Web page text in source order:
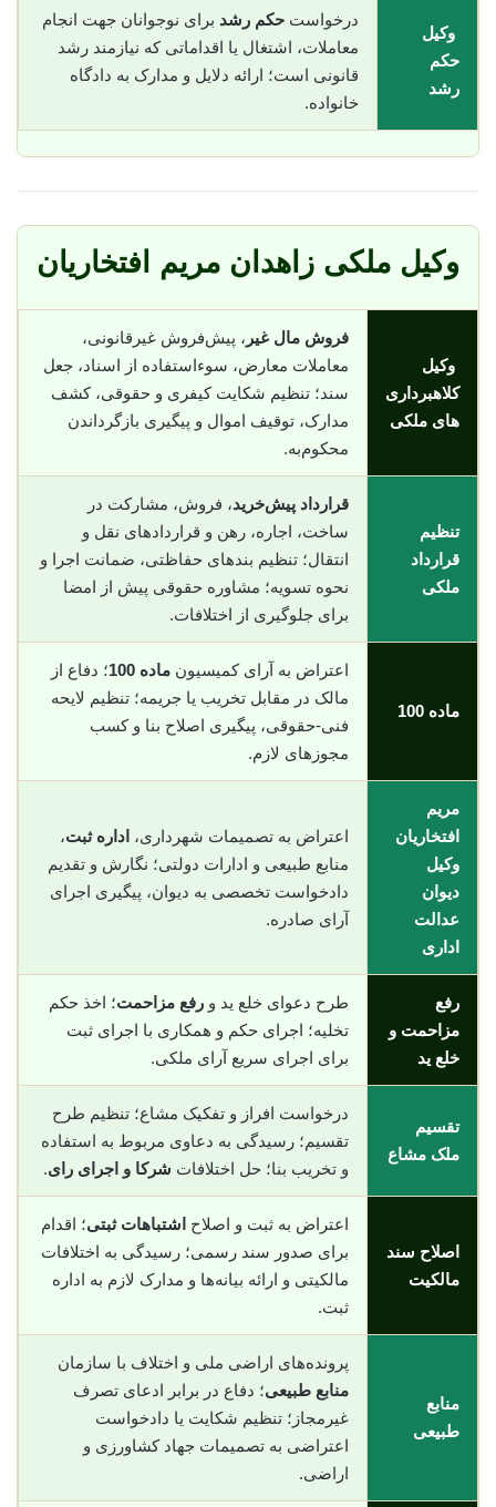
وکیل
حکم
رشد
درخواست حکم رشد برای نوجوانان جهت انجام
معاملات، اشتغال یا اقداماتی که نیازمند رشد
قانونی است؛ ارائه دلایل و مدارک به دادگاه
خانواده.
وکیل ملکی زاهدان مریم افتخاریان
وکیل
کلاهبرداری
های ملکی
فروش مال غیر ، پیش‌فروش غیرقانونی،
معاملات معارض، سوء‌استفاده از اسناد، جعل
سند؛ تنظیم شکایت کیفری و حقوقی، کشف
مدارک، توقیف اموال و پیگیری بازگرداندن
محکوم‌به.
تنظیم
قرارداد
ملکی
قرارداد پیش‌خرید، فروش، مشارکت در
ساخت، اجاره، رهن و قراردادهای نقل و
انتقال؛ تنظیم بندهای حفاظتی، ضمانت اجرا و
نحوه تسویه؛ مشاوره حقوقی پیش از امضا
برای جلوگیری از اختلافات.
ماده 100
اعتراض به آرای کمیسیون ماده 100
؛ دفاع از
مالک در مقابل تخریب یا جریمه؛ تنظیم لایحه
فنی-حقوقی، پیگیری اصلاح بنا و کسب
مجوزهای لازم.
مریم
افتخاریان
وکیل
دیوان
عدالت
اداری
اعتراض به تصمیمات شهرداری، اداره ثبت،
منابع طبیعی و ادارات دولتی؛ نگارش و تقدیم
دادخواست تخصصی به دیوان، پیگیری اجرای
آرای صادره.
رفع
مزاحمت و
خلع ید
طرح دعوای خلع ید و رفع مزاحمت؛ اخذ حکم
تخلیه؛ اجرای حکم و همکاری با اجرای ثبت
برای اجرای سریع آرای ملکی.
تقسیم
ملک مشاع
درخواست افراز و تفکیک مشاع؛ تنظیم طرح
تقسیم؛ رسیدگی به دعاوی مربوط به استفاده
و تخریب بنا؛ حل اختلافات شرکا و اجرای رای.
اصلاح سند
مالکیت
اعتراض به ثبت و اصلاح اشتباهات ثبتی؛ اقدام
برای صدور سند رسمی؛ رسیدگی به اختلافات
مالکیتی و ارائه بیانه‌ها و مدارک لازم به اداره
ثبت.
منابع
طبیعی
پرونده‌های اراضی ملی و اختلاف با سازمان
منابع طبیعی؛ دفاع در برابر ادعای تصرف
غیرمجاز؛ تنظیم شکایت یا دادخواست
اعتراضی به تصمیمات جهاد کشاورزی و
اراضی.